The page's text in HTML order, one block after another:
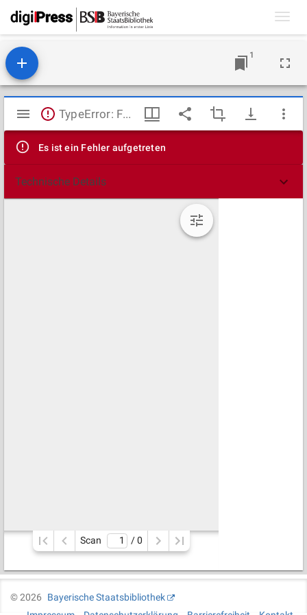
1
Mirador
Viewer
TypeError: Failed to fetch
Es ist ein Fehler aufgetreten
Technische Details
Scan / 0
©2026
Bayerische Staatsbibliothek